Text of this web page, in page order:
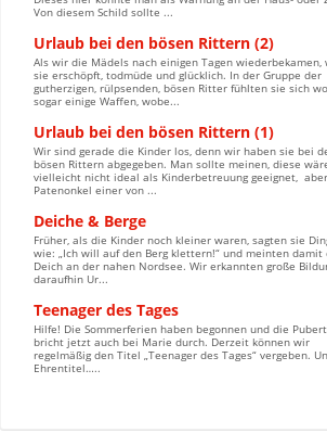
Von diesem Schild sollte ...
Urlaub bei den bösen Rittern (2)
Als wir die Mädels nach einigen Tagen wiederbekamen,
sie erschöpft, todmüde und glücklich. In der Gruppe der
gutherzigen, rülpsenden, bösen Ritter fühlten sie sich
sogar einige Waffen, wobe...
Urlaub bei den bösen Rittern (1)
Wir sind gerade die Kinder los, denn wir haben sie bei
bösen Rittern abgegeben. Man sollte meinen, diese
vielleicht nicht ideal als Kinderbetreuung geeignet,
Patenonkel einer von ...
Deiche & Berge
Früher, als die Kinder noch kleiner waren, sagten sie
wie: „Ich will auf den Berg klettern!“ und meinten damit
Deich an der nahen Nordsee. Wir erkannten große
daraufhin Ur...
Teenager des Tages
Hilfe! Die Sommerferien haben begonnen und die
bricht jetzt auch bei Marie durch. Derzeit können wir
regelmäßig den Titel „Teenager des Tages“ vergeben.
Ehrentitel…..